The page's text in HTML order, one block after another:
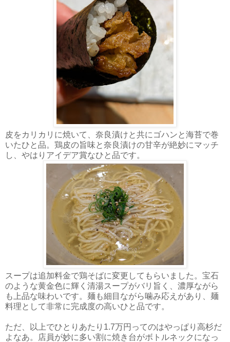
皮をカリカリに焼いて、奈良漬けと共にゴハンと海苔で巻
いたひと品。鶏皮の旨味と奈良漬けの甘辛が絶妙にマッチ
し、やはりアイデア賞なひと品です。
スープは追加料金で鶏そばに変更してもらいました。宝石
のような黄金色に輝く清湯スープがバリ旨く、濃厚ながら
も上品な味わいです。麺も細目ながら噛み応えがあり、麺
料理として非常に完成度の高いひと品です。
ただ、以上でひとりあたり1.7万円ってのはやっぱり高杉だ
よなあ。店員が妙に多い割に焼き台がボトルネックになっ